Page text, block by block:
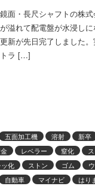
面・長尺シャフトの株
溢れて配電盤が水浸し
新が先日完了しました
ラ […]
五面加工機 溶射
新卒
レベラー 窒化
化 ストン ゴム
自動車 マイナビ
はり